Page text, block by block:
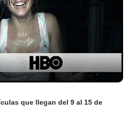
que llegan del 9 al 15 de